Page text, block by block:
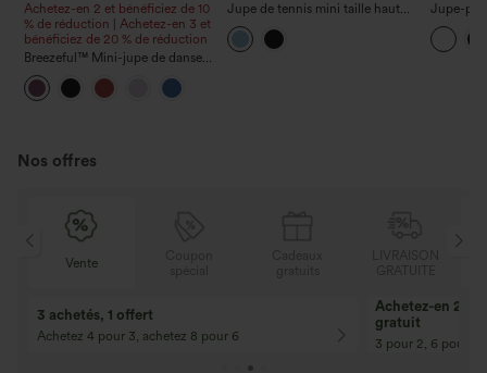
Achetez-en 2 et bénéficiez de 10
% de réduction | Achetez-en 3 et
bénéficiez de 20 % de réduction
Breezeful™ Mini-jupe de danse
plissée taille haute 2-en-1 à
ourlet asymétrique, à séchage
rapide, avec poches — longueur
Jupe de tennis mini taille haute
croisée 2-en-1, coupe trapèze en
broderie anglaise, avec poches
Jupe-
taille
en maille
Nos offres
Vente
3 achetés, 1 offert
Achetez 4 pour 3, achetez 8 pour 6
Achetez-en 2,
gratuit
3 pour 2, 6 pour 4,